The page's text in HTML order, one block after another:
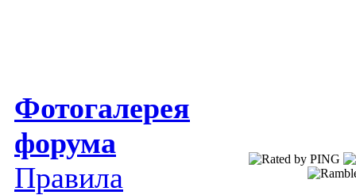
Фотогалерея
форума
Правила